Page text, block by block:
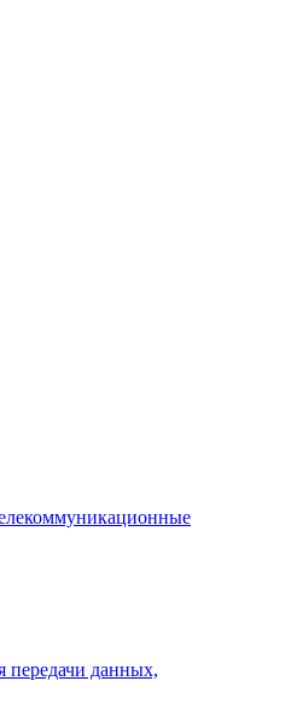
данных,